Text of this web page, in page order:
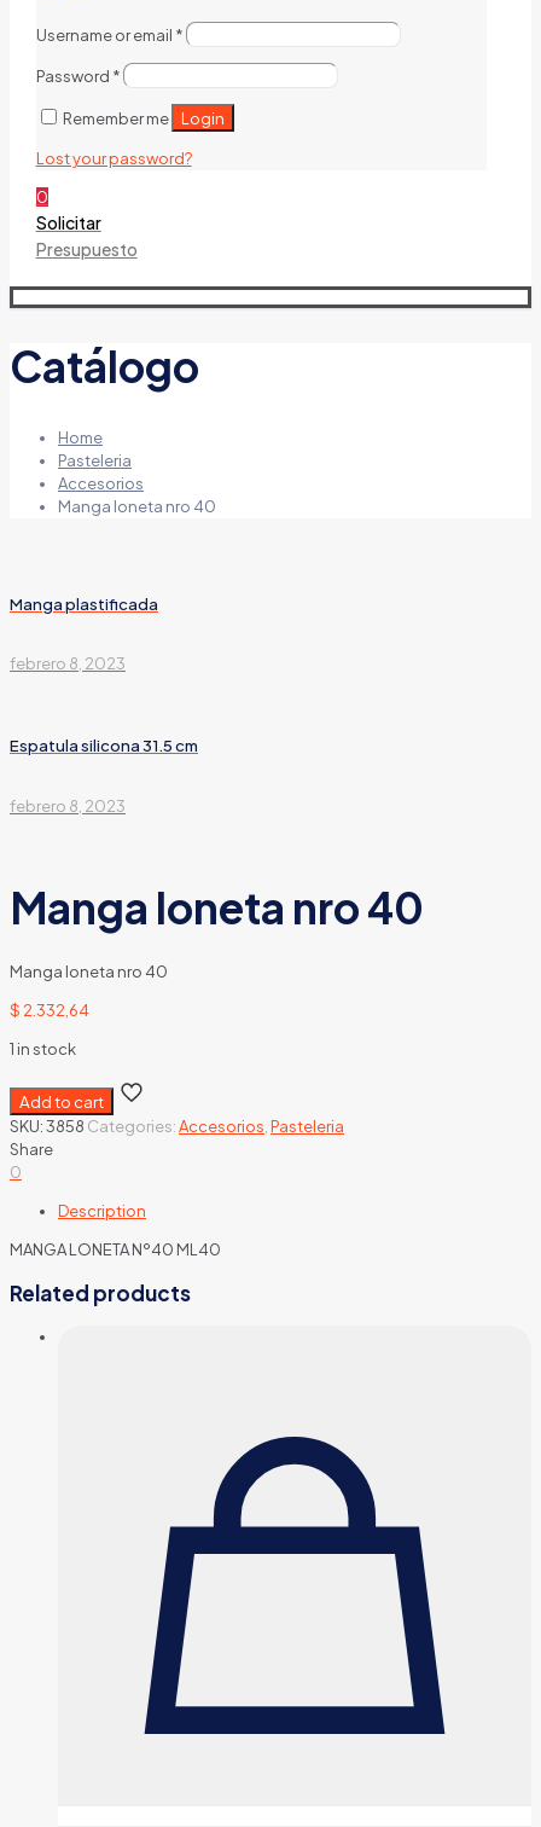
Username or email *
Password *
Remember me Login
Lost your password?
0
Solicitar
Presupuesto
Catálogo
Home
Pasteleria
Accesorios
Manga loneta nro 40
Manga plastificada
febrero 8, 2023
Espatula silicona 31.5 cm
febrero 8, 2023
Manga loneta nro 40
Manga loneta nro 40
$ 2.332,64
1 in stock
Add to cart
SKU:3858 Categories:Accesorios Pasteleria
Share
0
Description
MANGA LONETA Nº40 ML40
Related products